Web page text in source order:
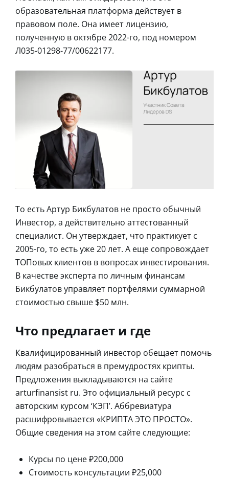
образовательная платформа действует в
правовом поле. Она имеет лицензию,
полученную в октябре 2022-го, под номером
Л035-01298-77/00622177.
То есть Артур Бикбулатов не просто обычный
Инвестор, а действительно аттестованный
специалист. Он утверждает, что практикует с
2005-го, то есть уже 20 лет. А еще сопровождает
ТОПовых клиентов в вопросах инвестирования.
В качестве эксперта по личным финансам
Бикбулатов управляет портфелями суммарной
стоимостью свыше $50 млн.
Что предлагает и где
Квалифицированный инвестор обещает помочь
людям разобраться в премудростях крипты.
Предложения выкладываются на сайте
arturfinansist ru. Это официальный ресурс с
авторским курсом ‘КЭП’. Аббревиатура
расшифровывается «КРИПТА ЭТО ПРОСТО».
Общие сведения на этом сайте следующие:
Курсы по цене ₽200,000
Стоимость консультации ₽25,000